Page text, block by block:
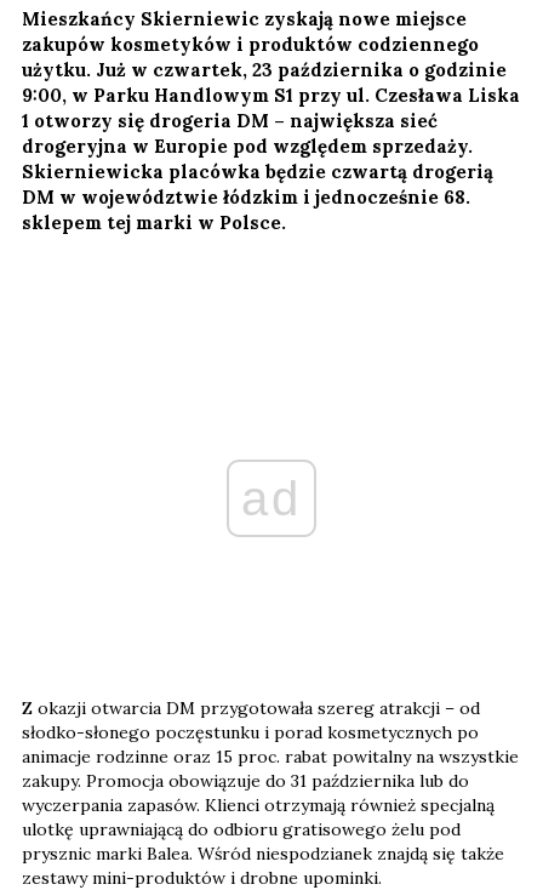
Mieszkańcy Skierniewic zyskają nowe miejsce
zakupów kosmetyków i produktów codziennego
użytku. Już w czwartek, 23 października o godzinie
9:00, w Parku Handlowym S1 przy ul. Czesława Liska
1 otworzy się drogeria DM – największa sieć
drogeryjna w Europie pod względem sprzedaży.
Skierniewicka placówka będzie czwartą drogerią
DM w województwie łódzkim i jednocześnie 68.
sklepem tej marki w Polsce.
ad
Z okazji otwarcia DM przygotowała szereg atrakcji – od
słodko-słonego poczęstunku i porad kosmetycznych po
animacje rodzinne oraz 15 proc. rabat powitalny na wszystkie
zakupy. Promocja obowiązuje do 31 października lub do
wyczerpania zapasów. Klienci otrzymają również specjalną
ulotkę uprawniającą do odbioru gratisowego żelu pod
prysznic marki Balea. Wśród niespodzianek znajdą się także
zestawy mini-produktów i drobne upominki.